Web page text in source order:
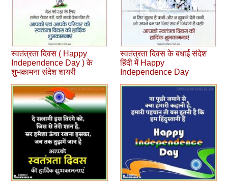
स्वतंत्रता दिवस ( Happy
Independence Day ) के
शुभकामना संदेश शायरी
स्‍वतंत्रता दिवस के बधाई संदेश
हिंदी में Happy
Independence Day